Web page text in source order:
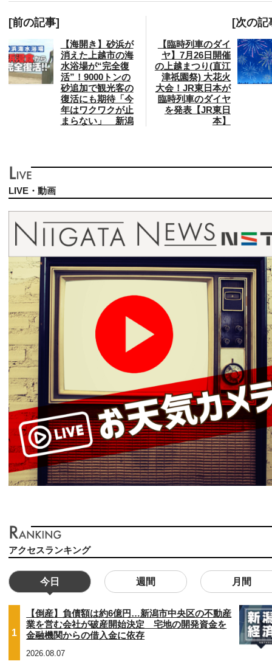
[前の記事]
【海開き】砂浜が
消えた上越市の海
水浴場が“完全復
活”！9000トンの
砂追加で観光客の
復活にも期待「今
年はワクワクが止
まらない」 新潟
[次の記
【臨時列車のダイ
ヤ】7月26日開催
の上越まつり(直江
津祇園祭) 大花火
大会！JR東日本が
臨時列車のダイヤ
を発表【JR東日
本】
LIVE・動画
アクセスランキング
今日 週間 月間
1
【倒産】負債額は約6億円…新潟市中央区の不動産
業を営む会社が破産開始決定 宅地の開発資金を
金融機関からの借入金に依存
2026.08.07